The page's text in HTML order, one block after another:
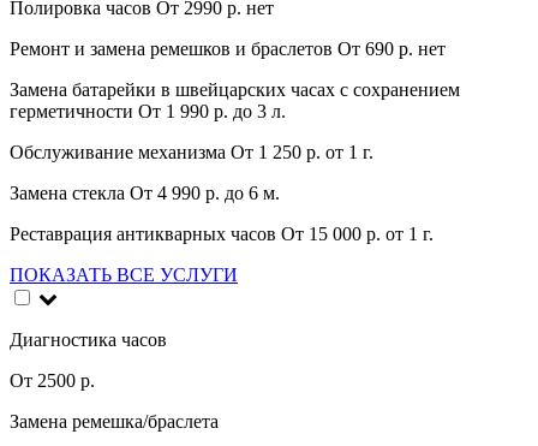
Полировка часов От 2990 р. нет
Ремонт и замена ремешков и браслетов От 690 р. нет
Замена батарейки в швейцарских часах с сохранением
герметичности От 1 990 р. до 3 л.
Обслуживание механизма От 1 250 р. от 1 г.
Замена стекла От 4 990 р. до 6 м.
Реставрация антикварных часов От 15 000 р. от 1 г.
ПОКАЗАТЬ ВСЕ УСЛУГИ
Диагностика часов
От 2500 р.
Замена ремешка/браслета